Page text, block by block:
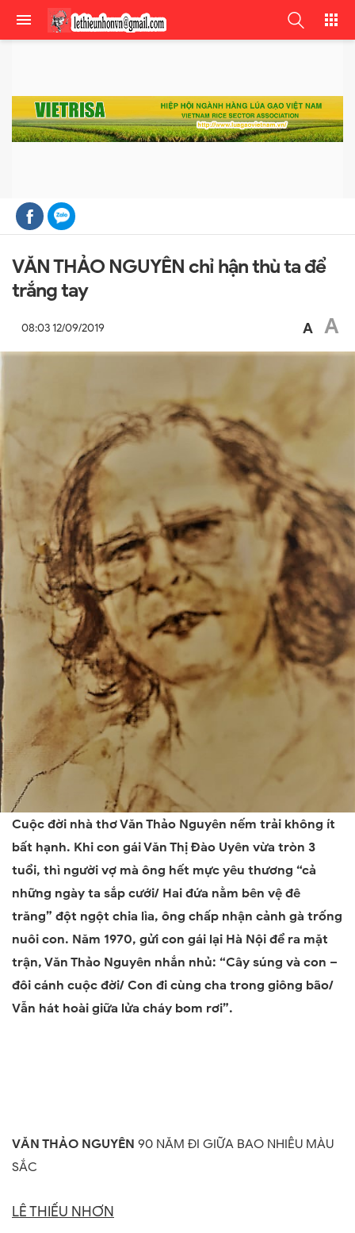
VĂN THẢO NGUYÊN chỉ hận thù ta để
trắng tay
08:03 12/09/2019 A A
Cuộc đời nhà thơ Văn Thảo Nguyên nếm trải không ít
bất hạnh. Khi con gái Văn Thị Đào Uyên vừa tròn 3
tuổi, thì người vợ mà ông hết mực yêu thương “cả
những ngày ta sắp cưới/ Hai đứa nằm bên vệ đê
trăng” đột ngột chia lìa, ông chấp nhận cảnh gà trống
nuôi con. Năm 1970, gửi con gái lại Hà Nội để ra mặt
trận, Văn Thảo Nguyên nhắn nhủ: “Cây súng và con –
đôi cánh cuộc đời/ Con đi cùng cha trong giông bão/
Vẫn hát hoài giữa lửa cháy bom rơi”.
VĂN THẢO NGUYÊN 90 NĂM ĐI GIỮA BAO NHIÊU MÀU
SẮC
LÊ THIẾU NHƠN